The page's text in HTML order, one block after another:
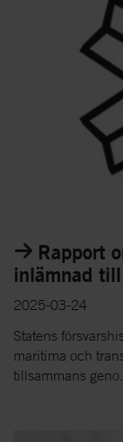
Rapport
inlämnad
2025-03-24
Statens
maritima och
tillsammans